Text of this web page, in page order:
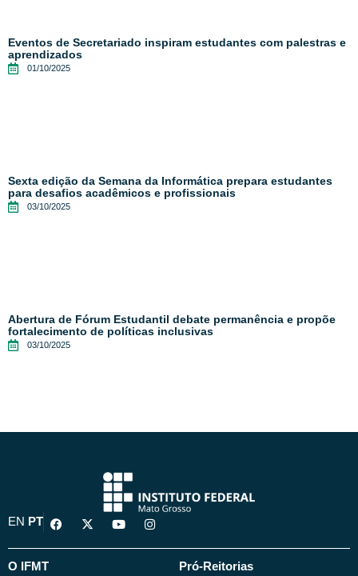
Eventos de Secretariado inspiram estudantes com palestras e
aprendizados
01/10/2025
Sexta edição da Semana da Informática prepara estudantes
para desafios acadêmicos e profissionais
03/10/2025
Abertura de Fórum Estudantil debate permanência e propõe
fortalecimento de políticas inclusivas
03/10/2025
EN PT
F
a
e
X
-
w
Y
o
t
I
n
t
O IFMT Pró-Reitorias